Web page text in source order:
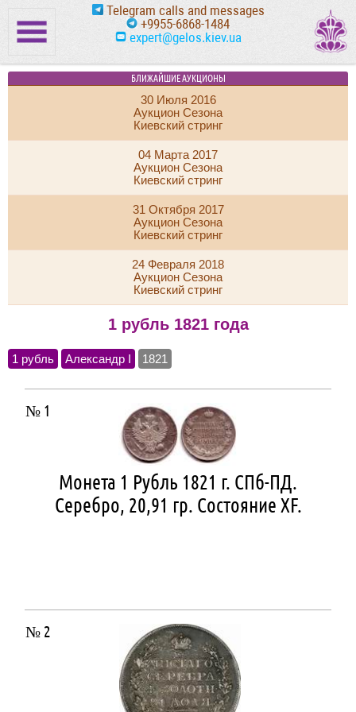
Telegram calls and messages
+9955-6868-1484
expert@gelos.kiev.ua
БЛИЖАЙШИЕ АУКЦИОНЫ
30 Июля 2016
Аукцион Сезона
Киевский стринг
04 Марта 2017
Аукцион Сезона
Киевский стринг
31 Октября 2017
Аукцион Сезона
Киевский стринг
24 Февраля 2018
Аукцион Сезона
Киевский стринг
1 рубль 1821 года
1 рубль Александр I 1821
№ 1
Монета 1 Рубль 1821 г. СПб-ПД.
Серебро, 20,91 гр. Состояние ХF.
№ 2